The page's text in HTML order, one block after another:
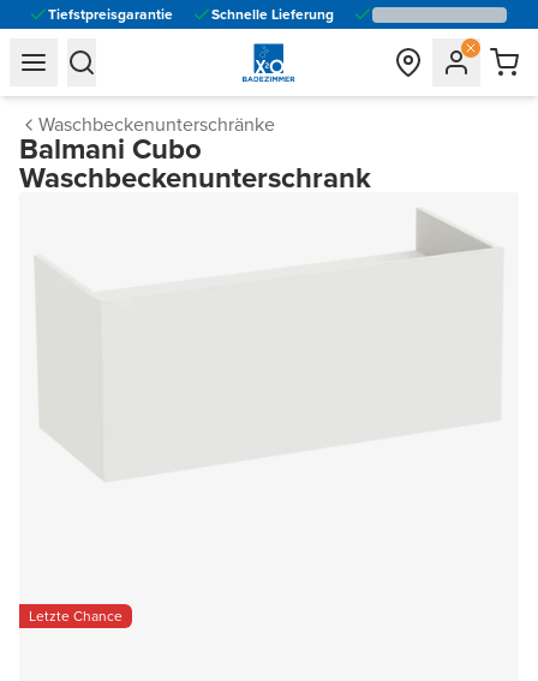
Tiefstpreisgarantie Schnelle Lieferung
general.navigation.toggle_menu.label
general.navigation.toggle_menu.label
Waschbeckenunterschränke
Balmani Cubo
Waschbeckenunterschrank
Letzte Chance